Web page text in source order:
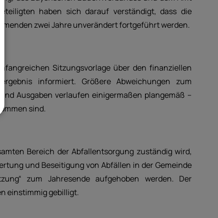
haben sich darauf verständigt, dass die
zwei Jahre unverändert fortgeführt werden.
Sitzungsvorlage über den finanziellen
informiert. Größere Abweichungen zum
Ausgaben verlaufen einigermaßen plangemäß –
sind.
Bereich der Abfallentsorgung zuständig wird,
und Beseitigung von Abfällen in der Gemeinde
zum Jahresende aufgehoben werden. Der
einstimmig gebilligt.